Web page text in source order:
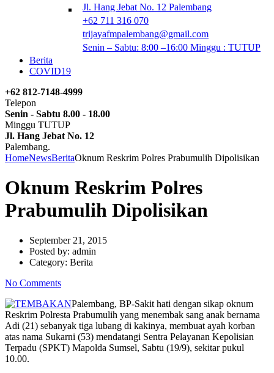
Jl. Hang Jebat No. 12 Palembang
+62 711 316 070
trijayafmpalembang@gmail.com
Senin – Sabtu: 8:00 –16:00 Minggu : TUTUP
Berita
COVID19
+62 812-7148-4999
Telepon
Senin - Sabtu 8.00 - 18.00
Minggu TUTUP
Jl. Hang Jebat No. 12
Palembang.
HomeNewsBeritaOknum Reskrim Polres Prabumulih Dipolisikan
Oknum Reskrim Polres
Prabumulih Dipolisikan
September 21, 2015
Posted by: admin
Category: Berita
No Comments
Palembang, BP-Sakit hati dengan sikap oknum
Reskrim Polresta Prabumulih yang menembak sang anak bernama
Adi (21) sebanyak tiga lubang di kakinya, membuat ayah korban
atas nama Sukarni (53) mendatangi Sentra Pelayanan Kepolisian
Terpadu (SPKT) Mapolda Sumsel, Sabtu (19/9), sekitar pukul
10.00.